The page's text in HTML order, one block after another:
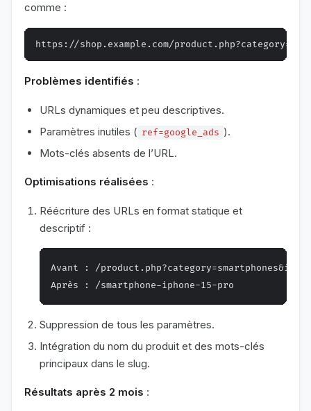
comme :
Problèmes identifiés :
URLs dynamiques et peu descriptives.
Paramètres inutiles ( ref=google_ads ).
Mots-clés absents de l’URL.
Optimisations réalisées :
Réécriture des URLs en format statique et
descriptif :
Avant : /
Suppression de tous les paramètres.
Intégration du nom du produit et des mots-clés
principaux dans le slug.
Résultats après 2 mois :